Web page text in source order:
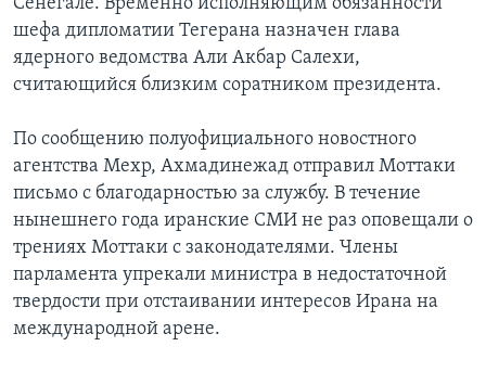
Сенегале. Временно исполняющим обязанности
шефа дипломатии Тегерана назначен глава
ядерного ведомства Али Акбар Салехи,
считающийся близким соратником президента.
По сообщению полуофициального новостного
агентства Мехр, Ахмадинежад отправил Моттаки
письмо с благодарностью за службу. В течение
нынешнего года иранские СМИ не раз оповещали о
трениях Моттаки с законодателями. Члены
парламента упрекали министра в недостаточной
твердости при отстаивании интересов Ирана на
международной арене.